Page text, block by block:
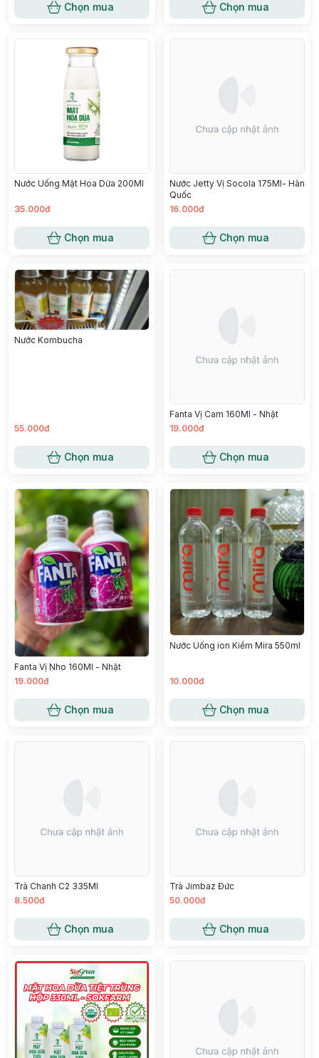
Chọn mua Chọn mua
Nước Uống Mật Hoa Dừa 200Ml
35.000đ
Chọn mua
Nước Jetty Vị Socola 175Ml- Hàn
Quốc
16.000đ
Chọn mua
Nước Kombucha
55.000đ
Chọn mua
Fanta Vị Cam 160Ml - Nhật
19.000đ
Chọn mua
Fanta Vị Nho 160Ml - Nhật
19.000đ
Chọn mua
Nước Uống ion Kiềm Mira 550ml
10.000đ
Chọn mua
Trà Chanh C2 335Ml
8.500đ
Chọn mua
Trà Jimbaz Đức
50.000đ
Chọn mua